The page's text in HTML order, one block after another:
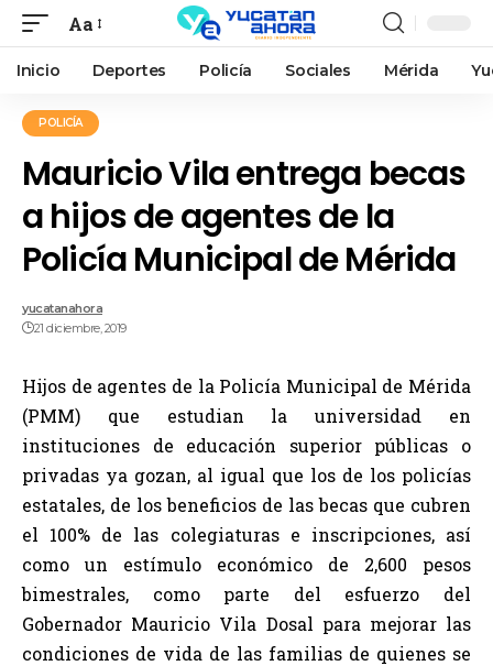
Aa
Inicio Deportes Policía Sociales Mérida
POLICÍA
Mauricio Vila entrega becas
a hijos de agentes de la
Policía Municipal de Mérida
yucatanahora
21 diciembre, 2019
Hijos de agentes de la Policía Municipal de Mérida
(PMM) que estudian la universidad en
instituciones de educación superior públicas o
privadas ya gozan, al igual que los de los policías
estatales, de los beneficios de las becas que cubren
el 100% de las colegiaturas e inscripciones, así
como un estímulo económico de 2,600 pesos
bimestrales, como parte del esfuerzo del
Gobernador Mauricio Vila Dosal para mejorar las
condiciones de vida de las familias de quienes se